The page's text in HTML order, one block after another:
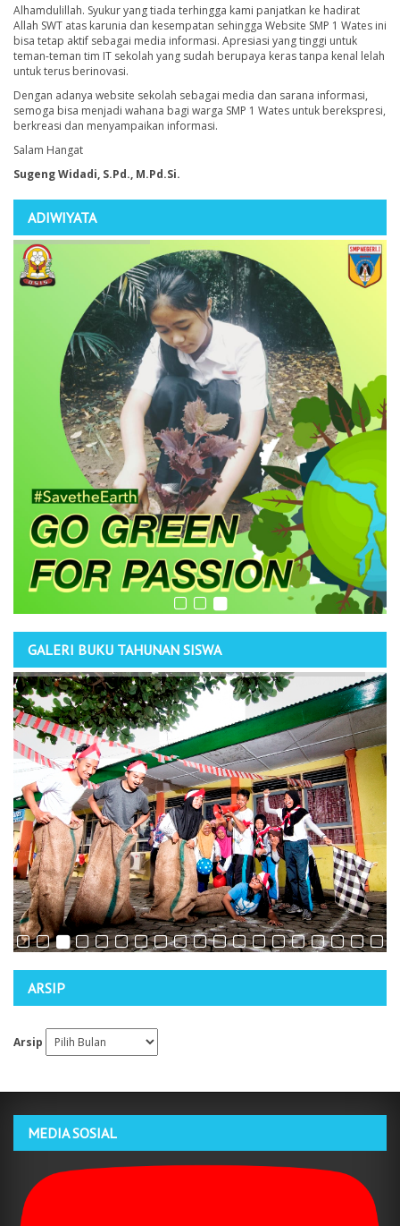
Alhamdulillah. Syukur yang tiada terhingga kami panjatkan ke hadirat
Allah SWT atas karunia dan kesempatan sehingga Website SMP 1 Wates ini
bisa tetap aktif sebagai media informasi. Apresiasi yang tinggi untuk
teman-teman tim IT sekolah yang sudah berupaya keras tanpa kenal lelah
untuk terus berinovasi.
Dengan adanya website sekolah sebagai media dan sarana informasi,
semoga bisa menjadi wahana bagi warga SMP 1 Wates untuk berekspresi,
berkreasi dan menyampaikan informasi.
Salam Hangat
Sugeng Widadi, S.Pd., M.Pd.Si.
ADIWIYATA
GALERI BUKU TAHUNAN SISWA
ARSIP
Arsip
MEDIA SOSIAL